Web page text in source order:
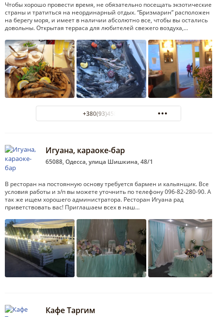
Чтобы хорошо провести время, не обязательно посещать экзотические
страны и тратиться на неординарный отдых. “Бризмарин” расположен
на берегу моря, и имеет в наличии абсолютно все, чтобы вы остались
довольны. Открытая терраса для любителей свежего воздуха,…
+380(93)458-45-55
Игуана, караоке-бар
65088, Одесса, улица Шишкина, 48/1
В ресторан на постоянную основу требуется бармен и кальянщик. Все
условия работы и з/п вы можете уточнить по телефону 096-82-280-90. А
так же ищем хорошего администратора. Ресторан Игуана рад
приветствовать вас! Приглашаем всех в наш…
Кафе Таргим